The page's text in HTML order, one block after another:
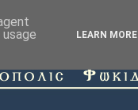
LEARN MORE